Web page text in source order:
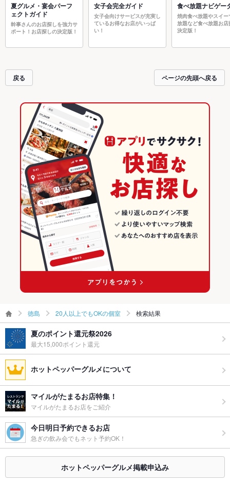
夏グルメ・宴会パーフ
ェクトガイド
幹事さんのお店探しを強力サ
ポート！お店探しの決定版！
女子会完全ガイド
女子会向けサービスが充実し
ているお得なお店がいっぱ
い！
食べ放題ナビゲー
焼肉食べ放題やスイー
放題など食べ放題お店
決定版！
戻る ページの先頭へ戻る
徳島 20人以上でもOKの個室 検索結果
夏のポイント還元祭2026
最大15,000ポイント還元
ホットペッパーグルメについて
マイルがたまるお店特集！
マイルがたまるお店をご紹介
今日明日予約できるお店
急ぎの飲み会でもネット予約OK！
ホットペッパーグルメ掲載申込み